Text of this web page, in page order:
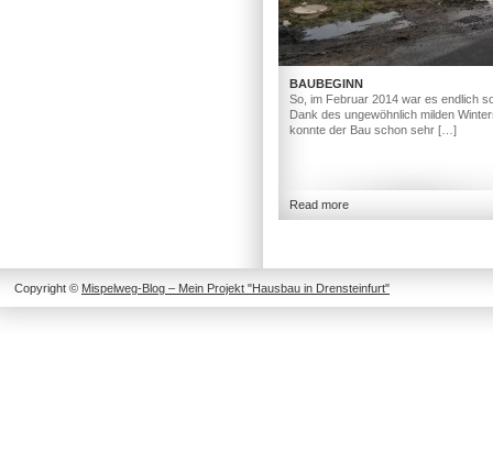
BAUBEGINN
So, im Februar 2014 war es endlich
Dank des ungewöhnlich milden
konnte der Bau schon sehr […]
Read more
Copyright © Mispelweg-Blog – Mein Projekt "Hausbau in Drensteinfurt"